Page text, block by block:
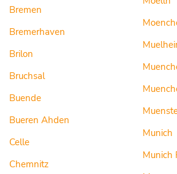
Bremen
Bremerhaven
Brilon
Bruchsal
Buende
Bueren Ahden
Celle
Chemnitz
Munich
Munich